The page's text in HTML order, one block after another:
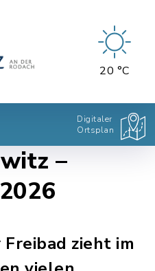
20 °C
Digitaler
Ortsplan
–
zieht im